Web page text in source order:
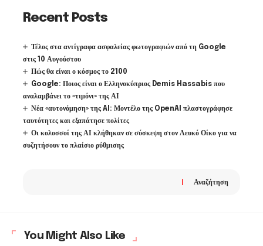
Recent Posts
Τέλος στα αντίγραφα ασφαλείας φωτογραφιών από τη Google
στις 10 Αυγούστου
Πώς θα είναι ο κόσμος το 2100
Google: Ποιος είναι ο Ελληνοκύπριος Demis Hassabis που
αναλαμβάνει το «τιμόνι» της ΑΙ
Νέα «αυτονόμηση» της AI: Μοντέλο της OpenAI πλαστογράφησε
ταυτότητες και εξαπάτησε πολίτες
Οι κολοσσοί της ΑΙ κλήθηκαν σε σύσκεψη στον Λευκό Οίκο για να
συζητήσουν το πλαίσιο ρύθμισης
Αναζήτηση
You Might Also Like